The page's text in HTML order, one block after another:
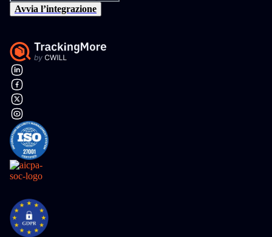
Avvia l’integrazione